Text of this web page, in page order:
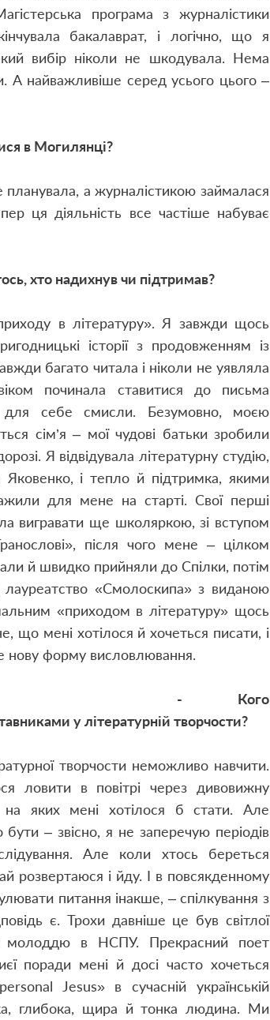
програма з журналістики
бакалаврат, і логічно, що я
вибір ніколи не шкодувала. Нема
А найважливіше серед усього цього –
в Могилянці?
планувала, а журналістикою займалася
ця діяльність все частіше набуває
хто надихнув чи підтримав?
в літературу». Я завжди щось
історії з продовженням із
багато читала і ніколи не уявляла
починала ставитися до письма
для себе смисли. Безумовно, моєю
сім’я – мої чудові батьки зробили
Я відвідувала літературну студію,
Яковенко, і тепло й підтримка, якими
для мене на старті. Свої перші
вигравати ще школяркою, зі вступом
після чого мене – цілком
й швидко прийняли до Спілки, потім
лауреатство «Смолоскипа» з виданою
«приходом в літературу» щось
що мені хотілося й хочеться писати, і
нову форму висловлювання.
- Кого
у літературній творчости?
творчости неможливо навчити.
ловити в повітрі через дивовижну
яких мені хотілося б стати. Але
– звісно, я не заперечую періодів
Але коли хтось береться
розвертаюся і йду. І в повсякденному
питання інакше, – спілкування з
є. Трохи давніше це був світлої
молоддю в НСПУ. Прекрасний поет
поради мені й досі часто хочеться
Jesus» в сучасній українській
глибока, щира й тонка людина. Ми